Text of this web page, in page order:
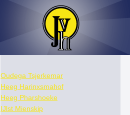
Oudega Tsjerkemar
Heeg Harinxsmahof
Heeg Pharshoeke
IJlst Mienskip